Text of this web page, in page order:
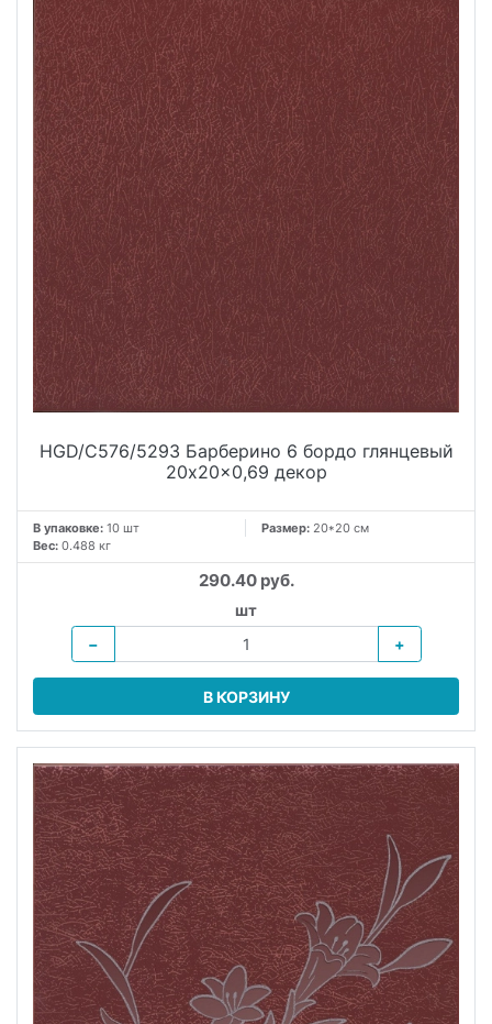
HGD/C576/5293 Барберино 6 бордо глянцевый
20x20x0,69 декор
В упаковке: 10 шт Размер: 20*20 см
Вес: 0.488 кг
290.40 руб.
шт
−
+
В КОРЗИНУ